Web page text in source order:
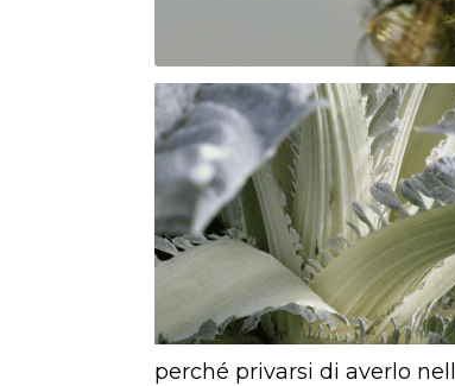
perché privarsi di averlo